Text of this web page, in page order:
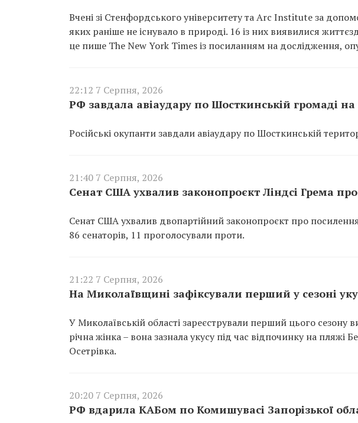
Вчені зі Стенфордського університету та Arc Institute за
яких раніше не існувало в природі. 16 із них виявилися
це пише The New York Times із посиланням на дослідження,
22:12 7 Серпня, 2026
РФ завдала авіаудару по Шосткинській громаді
Російські окупанти завдали авіаудару по Шосткинській
21:40 7 Серпня, 2026
Сенат США ухвалив законопроєкт Ліндсі Грема
Сенат США ухвалив двопартійний законопроєкт про
86 сенаторів, 11 проголосували проти.
21:22 7 Серпня, 2026
На Миколаївщині зафіксували перший у сезоні
У Миколаївській області зареєстрували перший цього сезону
річна жінка – вона зазнала укусу під час відпочинку на пляжі
Осетрівка.
20:20 7 Серпня, 2026
РФ вдарила КАБом по Комишувасі Запорізької